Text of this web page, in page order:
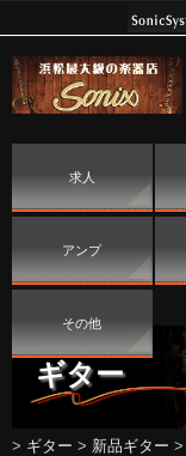
求人
アンプ
その他
ギター
> ギター > 新品ギター >